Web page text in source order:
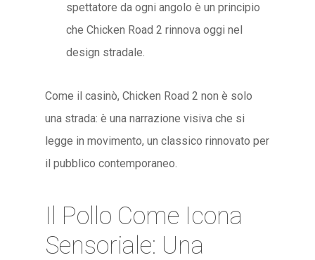
spettatore da ogni angolo è un principio
che Chicken Road 2 rinnova oggi nel
design stradale.
Come il casinò, Chicken Road 2 non è solo
una strada: è una narrazione visiva che si
legge in movimento, un classico rinnovato per
il pubblico contemporaneo.
Il Pollo Come Icona
Sensoriale: Una